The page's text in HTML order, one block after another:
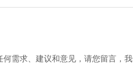
需求、建议和意见，请您留言，